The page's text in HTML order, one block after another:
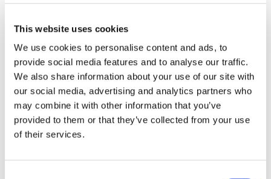
This website uses cookies
We use cookies to personalise content and ads, to
provide social media features and to analyse our traffic.
We also share information about your use of our site with
our social media, advertising and analytics partners who
may combine it with other information that you’ve
provided to them or that they’ve collected from your use
of their services.
Nachhaltigkeitsbericht vor.